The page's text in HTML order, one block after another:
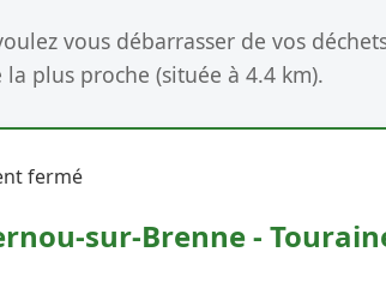
vous débarrasser de vos
plus proche (située à 4.4 km).
fermé
sur-Brenne -